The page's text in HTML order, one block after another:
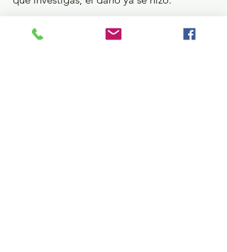
Yo tengo compas, don Meli, que sí se la